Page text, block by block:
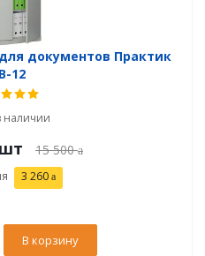
документов Практик
12
наличии
15 500
3 260
В корзину